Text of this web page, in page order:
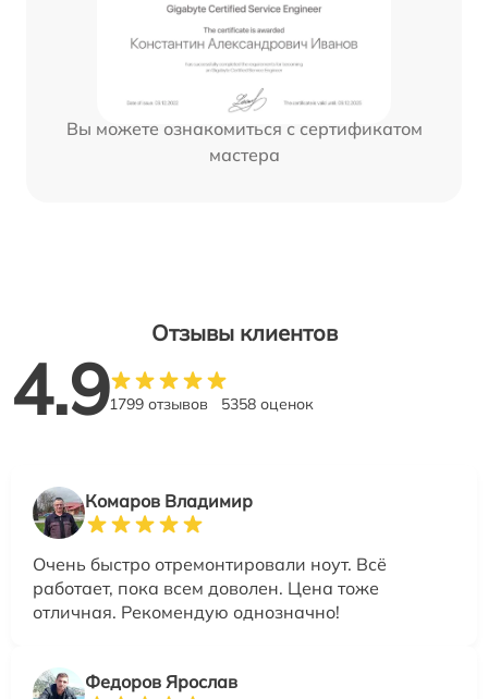
Вы можете ознакомиться с сертификатом
мастера
Отзывы клиентов
4.91799 отзывов 5358 оценок
Комаров Владимир
Очень быстро отремонтировали ноут. Всё
работает, пока всем доволен. Цена тоже
отличная. Рекомендую однозначно!
Федоров Ярослав